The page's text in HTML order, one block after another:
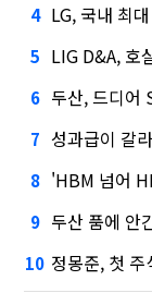
4 LG, 국내 최
5 LIG D&A, 호
6 두산, 드디어
7 성과급이 갈
8 'HBM 넘어
9 두산 품에 안
10 정몽준, 첫